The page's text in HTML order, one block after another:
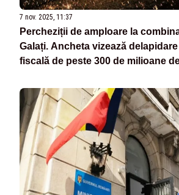
7 nov. 2025, 11:37
Percheziții de amploare la
Galați. Ancheta vizează
fiscală de peste 300 de milioane